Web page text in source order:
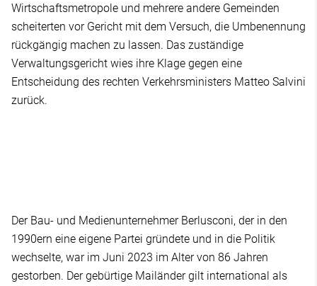
Wirtschaftsmetropole und mehrere andere Gemeinden
scheiterten vor Gericht mit dem Versuch, die Umbenennung
rückgängig machen zu lassen. Das zuständige
Verwaltungsgericht wies ihre Klage gegen eine
Entscheidung des rechten Verkehrsministers Matteo Salvini
zurück.
Der Bau- und Medienunternehmer Berlusconi, der in den
1990ern eine eigene Partei gründete und in die Politik
wechselte, war im Juni 2023 im Alter von 86 Jahren
gestorben. Der gebürtige Mailänder gilt international als